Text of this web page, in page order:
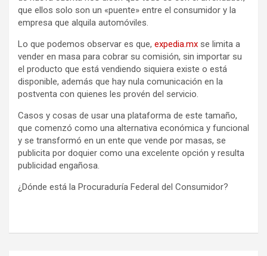
que ellos solo son un «puente» entre el consumidor y la
empresa que alquila automóviles.
Lo que podemos observar es que, expedia.mx se limita a
vender en masa para cobrar su comisión, sin importar su
el producto que está vendiendo siquiera existe o está
disponible, además que hay nula comunicación en la
postventa con quienes les provén del servicio.
Casos y cosas de usar una plataforma de este tamaño,
que comenzó como una alternativa económica y funcional
y se transformó en un ente que vende por masas, se
publicita por doquier como una excelente opción y resulta
publicidad engañosa.
¿Dónde está la Procuraduría Federal del Consumidor?